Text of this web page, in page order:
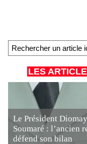
LES
Le Président
Soumaré : l’ancien
défend son bilan